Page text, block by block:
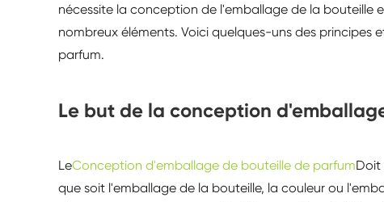
nécessite la conception de l'emballage de la bouteille
nombreux éléments. Voici quelques-uns des
parfum.
Le but de la conception
LeConception d'emballage de bouteille de parfumDoit
que soit l'emballage de la bouteille, la couleur ou